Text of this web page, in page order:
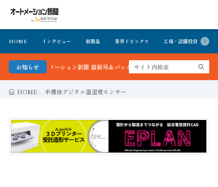
HOME インタビュー 新製品 業界トピックス 工場・設備投資
お知らせ
る！オートメーション新聞 最新号＆バックナンバーを無料で公開中 詳細はこち
HOME 半導体デジタル温湿度センサー